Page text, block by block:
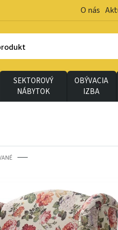
O nás
SEKTOROVÝ
NÁBYTOK
OBÝVACIA
IZBA